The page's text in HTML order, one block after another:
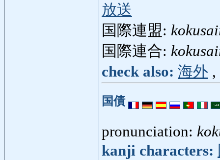
放送
国際連盟:
国際連合:
check also: 海外 ,
国債
pronunciation:
kanji characters: